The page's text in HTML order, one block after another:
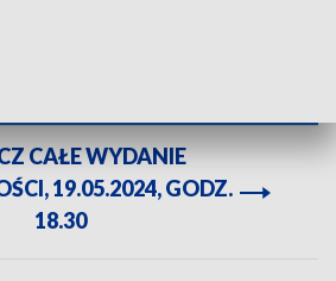
CAŁE WYDANIE
19.05.2024, GODZ.
18.30